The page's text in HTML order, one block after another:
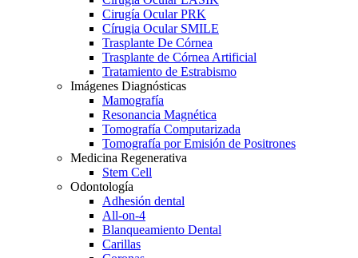
Cirugía Ocular PRK
Círugia Ocular SMILE
Trasplante De Córnea
Trasplante de Córnea Artificial
Tratamiento de Estrabismo
Imágenes Diagnósticas
Mamografía
Resonancia Magnética
Tomografía Computarizada
Tomografía por Emisión de Positrones
Medicina Regenerativa
Stem Cell
Odontología
Adhesión dental
All-on-4
Blanqueamiento Dental
Carillas